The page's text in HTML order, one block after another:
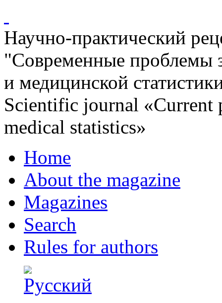
Научно-практический
"Современные проблемы
и медицинской
Scientific journal «Current
medical statistics»
Home
About the magazine
Magazines
Search
Rules for authors